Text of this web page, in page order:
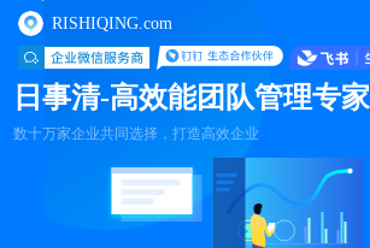
RISHIQING.com
日事清-高效能团队管理专家
数十万家企业共同选择，打造高效企业